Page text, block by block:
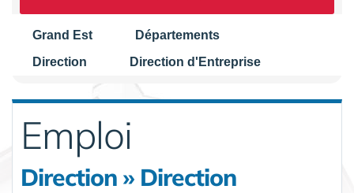
Grand Est
Départements
Direction
Direction d'Entreprise
Emploi
Direction » Direction